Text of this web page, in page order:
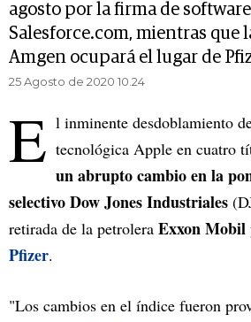
agosto por la firma de
Salesforce.com, mientras que
Amgen ocupará el lugar de
25 Agosto de 2020 10.24
E l inminente desdoblamiento
tecnológica Apple en cuatro
un abrupto cambio en la
selectivo Dow Jones Industriales
retirada de la petrolera Exxon Mobil
Pfizer.
"Los cambios en el índice fueron